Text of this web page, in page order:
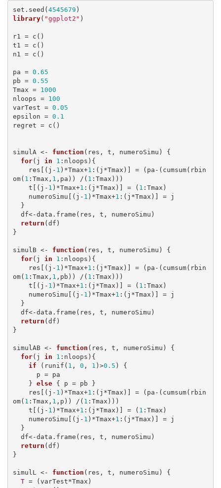
set.seed(4545679
library( "ggplot2" )
r1 = c()
t1 = c()
n1 = c()
pa = 0.65
pb = 0.55
Tmax = 1000
nloops = 100
varTest = 0.05
epsilon = 0.1
regret = c()
simulA <- function (res, t, numeroSimu) {
for(j in 1 :nloops){
    res[(j-
1 )*Tmax+1 :(j*Tmax)] = (pa-(cumsum(rbin
om( 1 :Tmax, 1 ,pa)) /( 1 :Tmax)))
    t[(j-
1 )*Tmax+1 :(j*Tmax)] = ( 1 :Tmax)
    numeroSimu[(j-
1 )*Tmax+1 :(j*Tmax)] = j
return (df)
}
simulB <- function (res, t, numeroSimu) {
for(j in 1 :nloops){
    res[(j-
1 )*Tmax+1 :(j*Tmax)] = (pa-(cumsum(rbin
om( 1 :Tmax, 1 ,pb)) /( 1 :Tmax)))
    t[(j-
1 )*Tmax+1 :(j*Tmax)] = ( 1 :Tmax)
    numeroSimu[(j-
1 )*Tmax+1 :(j*Tmax)] = j
return (df)
}
simulAB <- function (res, t, numeroSimu) {
for(j in 1 :nloops){
if (runif( 1 , 0 , 1 )>0.5 ) {
    }
else { p = pb }
    res[(j-
1 )*Tmax+1 :(j*Tmax)] = (pa-(cumsum(rbin
om( 1 :Tmax, 1 ,p)) /( 1 :Tmax)))
    t[(j-
1 )*Tmax+1 :(j*Tmax)] = ( 1 :Tmax)
    numeroSimu[(j-
1 )*Tmax+1 :(j*Tmax)] = j
return (df)
}
simulL <- function (res, t, numeroSimu) {
T = (varTest*Tmax)